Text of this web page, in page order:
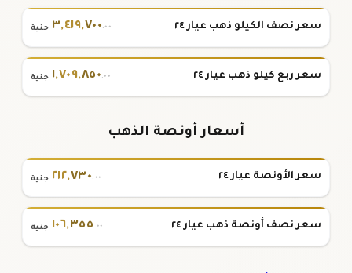
سعر نصف الكيلو ذهب عيار ٢٤ ٣,٤١٩,٧٠٠.٠٠ جنية
سعر ربع كيلو ذهب عيار ٢٤ ١,٧٠٩,٨٥٠.٠٠ جنية
أسعار أونصة الذهب
سعر الأونصة عيار ٢٤ ٢١٢,٧٣٠.٠٠ جنية
سعر نصف أونصة ذهب عيار ٢٤ ١٠٦,٣٥٥.٠٠ جنية